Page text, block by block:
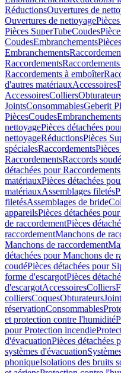
RéductionsOuvertures de
Ouvertures de nettoyage
Pièces SuperTubeCoudes
CoudesEmbranchements
Embranchements
Raccordements
Raccordements à emboîter
d'autres matériauxAccessoires
AccessoiresColliers
JointsConsommablesGeberit
PiècesCoudesEmbranchements
nettoyagePièces détachées
nettoyageRéductionsPièces
spécialesRaccordements
RaccordementsRaccords
détachées pour
matériauxPièces détachées
matériauxAssemblages filetés
filetésAssemblages de bride
appareilsPièces détachées
de raccordementPièces
raccordementManchons de
Manchons de raccordement
détachées pour Manchons de
coudéPièces détachées pour
forme d'escargotPièces
d'escargotAccessoiresColliers
colliersCoquesObturateurs
réservationConsommables
et protection contre l'humidité
pour Protection incendie
d'évacuationPièces détachées
systèmes d'évacuation
phoniqueIsolations des bruits